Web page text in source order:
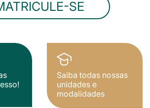
SE
Saiba todas nossas
unidades e
modalidades